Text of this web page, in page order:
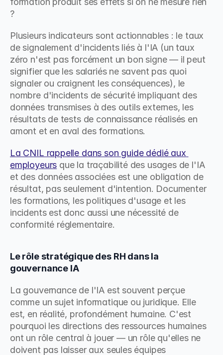
?
Plusieurs indicateurs sont actionnables : le taux
de signalement d'incidents liés à l'IA (un taux
zéro n'est pas forcément un bon signe — il peut
signifier que les salariés ne savent pas quoi
signaler ou craignent les conséquences), le
nombre d'incidents de sécurité impliquant des
données transmises à des outils externes, les
résultats de tests de connaissance réalisés en
amont et en aval des formations.
La CNIL rappelle dans son guide dédié aux
employeurs que la traçabilité des usages de l'IA
et des données associées est une obligation de
résultat, pas seulement d'intention. Documenter
les formations, les politiques d'usage et les
incidents est donc aussi une nécessité de
conformité réglementaire.
Le rôle stratégique des RH dans la
gouvernance IA
La gouvernance de l'IA est souvent perçue
comme un sujet informatique ou juridique. Elle
est, en réalité, profondément humaine. C'est
pourquoi les directions des ressources humaines
ont un rôle central à jouer — un rôle qu'elles ne
doivent pas laisser aux seules équipes